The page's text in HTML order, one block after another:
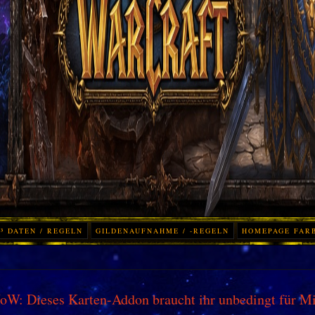
DATEN / REGELN GILDENAUFNAHME / -REGELN HOMEPAGE
Dieses Karten-Addon braucht ihr unbedingt für